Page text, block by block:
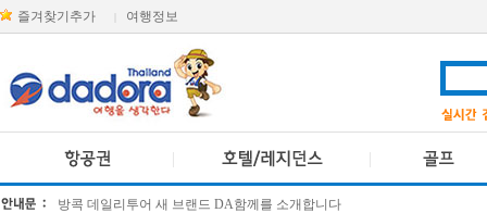
즐겨찾기추가 여행정보
방콕 데일리투어 새 브랜드 DA함께를 소개합니다